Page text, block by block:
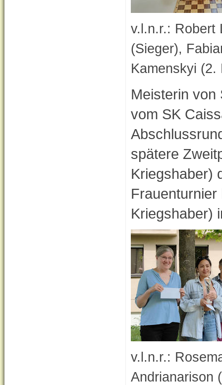
v.l.n.r.: Robert
(Sieger),
Kamenskyi (2.
Meisterin
vom SK
spätere
Kriegshaber)
Kriegshaber)
v.l.n.r.:
Andrianarison